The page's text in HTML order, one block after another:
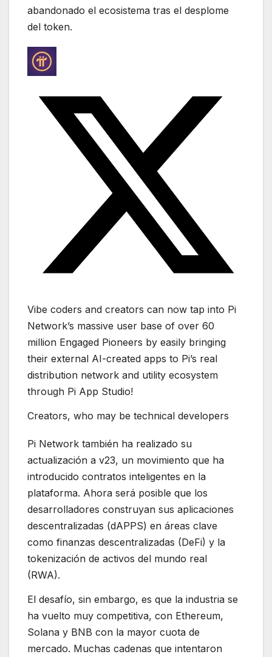
abandonado el ecosistema tras el desplome
del token.
Vibe coders and creators can now tap into Pi
Network’s massive user base of over 60
million Engaged Pioneers by easily bringing
their external AI-created apps to Pi’s real
distribution network and utility ecosystem
through Pi App Studio!
Creators, who may be technical developers
Pi Network también ha realizado su
actualización a v23, un movimiento que ha
introducido contratos inteligentes en la
plataforma. Ahora será posible que los
desarrolladores construyan sus aplicaciones
descentralizadas (dAPPS) en áreas clave
como finanzas descentralizadas (DeFi) y la
tokenización de activos del mundo real
(RWA).
El desafío, sin embargo, es que la industria se
ha vuelto muy competitiva, con Ethereum,
Solana y BNB con la mayor cuota de
mercado. Muchas cadenas que intentaron